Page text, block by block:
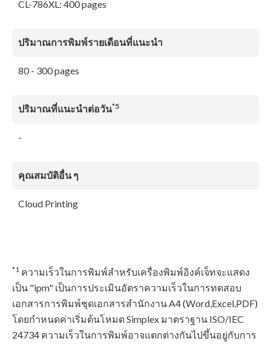
CL-786XL: 400 pages
ปริมาณการพิมพ์รายเดือนที่แนะนํา
80 - 300 pages
ปริมาณที่แนะนําต่อวัน*5
-
คุณสมบัติอื่น ๆ
Cloud Printing
*1 ความเร็วในการพิมพ์สำหรับเครื่องพิมพ์อิงค์เจ็ทจะแสดง
เป็น "ipm" เป็นการประเมินอัตราความเร็วในการทดสอบ
เอกสารการพิมพ์ชุดเอกสารสำนักงาน A4 (Word,Excel,PDF)
โดยกำหนดค่าเริ่มต้นโหมด Simplex มาตราฐาน ISO/IEC
24734 ความเร็วในการพิมพ์อาจแตกต่างกันไปขึ้นอยู่กับการ